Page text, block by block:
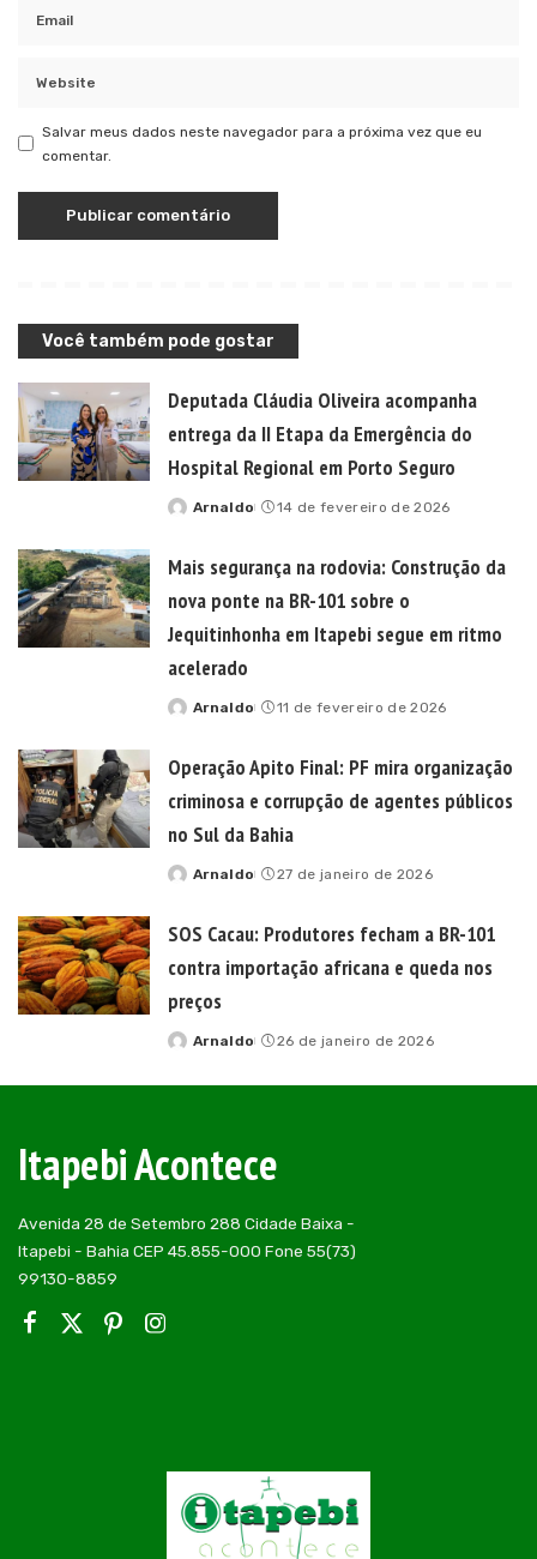
Salvar meus dados neste navegador para a próxima vez que eu
comentar.
Você também pode gostar
Deputada Cláudia Oliveira acompanha
entrega da II Etapa da Emergência do
Hospital Regional em Porto Seguro
Posted
Arnaldo 14 de fevereiro de 2026
Mais segurança na rodovia: Construção da
nova ponte na BR-101 sobre o
Jequitinhonha em Itapebi segue em ritmo
acelerado
Posted
Arnaldo 11 de fevereiro de 2026
Operação Apito Final: PF mira organização
criminosa e corrupção de agentes públicos
no Sul da Bahia
Posted
Arnaldo 27 de janeiro de 2026
SOS Cacau: Produtores fecham a BR-101
contra importação africana e queda nos
preços
Posted
Arnaldo 26 de janeiro de 2026
Itapebi Acontece
Avenida 28 de Setembro 288 Cidade Baixa -
Itapebi - Bahia CEP 45.855-000 Fone 55(73)
99130-8859